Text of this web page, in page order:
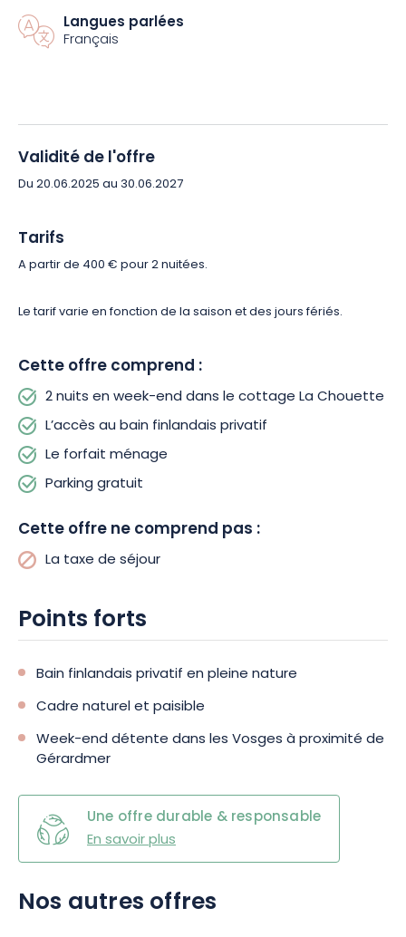
proximité du chalet, avec borne de recharge (en option), d’un
local vélo sécurisé et d’un abri pour motos. Bénéficiez d’une
Réservez dès maintenant votre escapade bien-être dans les
Vosges et offrez-vous un moment rien qu’à vous, entre nature
et bien-être !
Langues parlées
Français
Validité de l'offre
Du 20.06.2025 au 30.06.2027
Tarifs
A partir de 400 € pour 2 nuitées.
Le tarif varie en fonction de la saison et des jours fériés.
Cette offre comprend :
2 nuits en week-end dans le cottage La Chouette
L’accès au bain finlandais privatif
Le forfait ménage
Parking gratuit
Cette offre ne comprend pas :
La taxe de séjour
Points forts
Bain finlandais privatif en pleine nature
Cadre naturel et paisible
Week-end détente dans les Vosges à proximité de
Gérardmer
Une offre durable & responsable
En savoir plus
Nos autres offres